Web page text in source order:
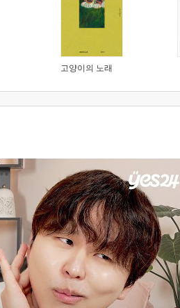
고양이의 노래